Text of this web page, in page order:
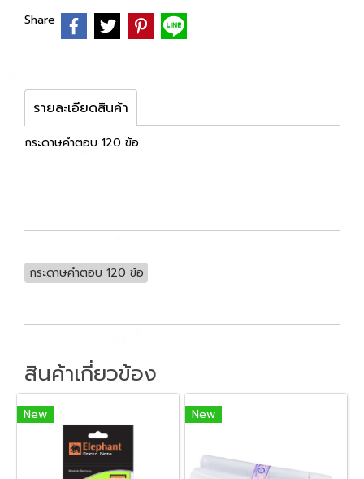
Share
รายละเอียดสินค้า
กระดาษคำตอบ 120 ข้อ
กระดาษคำตอบ 120 ข้อ
สินค้าเกี่ยวข้อง
New New